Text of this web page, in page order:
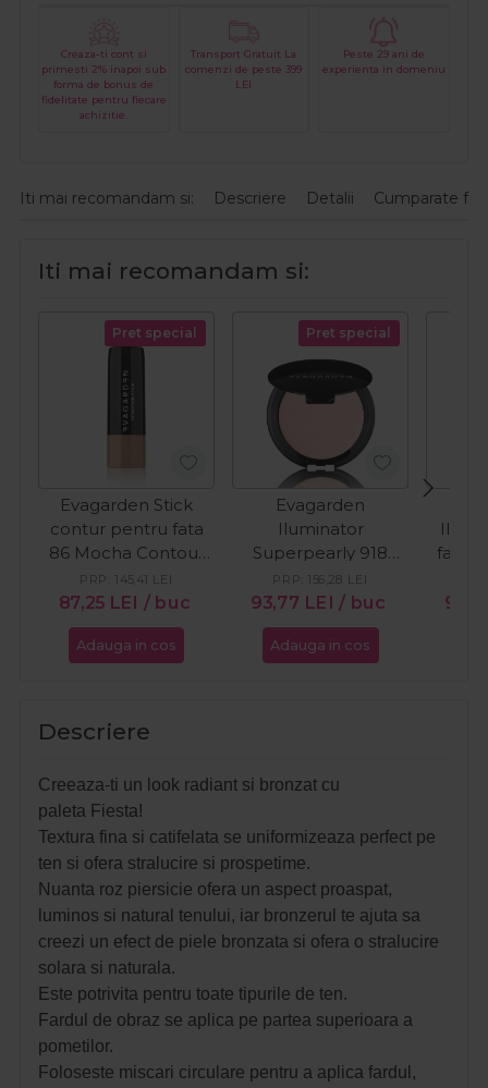
Creaza-ti cont si
primesti 2% inapoi sub
forma de bonus de
fidelitate pentru fiecare
achizitie.
Transport Gratuit La
comenzi de peste 399
LEI
Peste 29 ani de
experienta in domeniu
Iti mai recomandam si: Descriere Detalii Cumparate
Iti mai recomandam si:
Pret special
Evagarden Stick
contur pentru fata
86 Mocha Contour
Stick
87,25 LEI / buc
PRP: 145,41 LEI
Adauga in cos
Pret special
Evagarden
Iluminator
Superpearly 918
Moon 10g
93,77 LEI / buc
PRP: 156,28 LEI
Adauga in cos
fata
Descriere
Creeaza-ti un look radiant si bronzat cu
paleta Fiesta!
Textura fina si catifelata se uniformizeaza perfect pe
ten si ofera stralucire si prospetime.
Nuanta roz piersicie ofera un aspect proaspat,
luminos si natural tenului, iar bronzerul te ajuta sa
creezi un efect de piele bronzata si ofera o stralucire
solara si naturala.
Este potrivita pentru toate tipurile de ten.
Fardul de obraz se aplica pe partea superioara a
pometilor.
Foloseste miscari circulare pentru a aplica fardul,